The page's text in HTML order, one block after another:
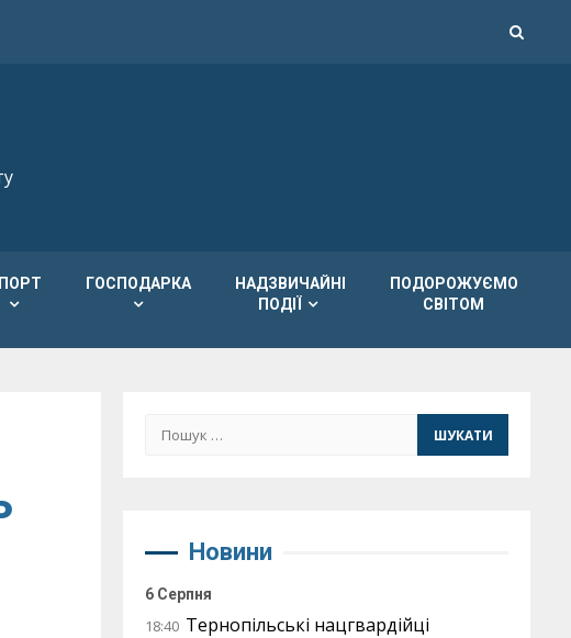
ГОСПОДАРКА
НАДЗВИЧАЙНІ
ПОДІЇ
ПОДОРОЖУЄМО
СВІТОМ
Пошук:
Новини
6 Серпня
18:40 Тернопільські нацгвардійці